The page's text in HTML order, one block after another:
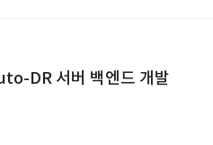
DR 서버 백엔드 개발